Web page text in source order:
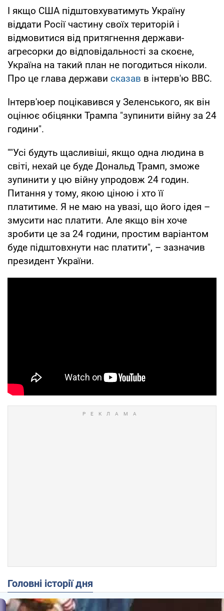
І якщо США підштовхуватимуть Україну
віддати Росії частину своїх територій і
відмовитися від притягнення держави-
агресорки до відповідальності за скоєне,
Україна на такий план не погодиться ніколи.
Про це глава держави сказав в інтерв'ю ВВС.
Інтерв'юер поцікавився у Зеленського, як він
оцінює обіцянки Трампа "зупинити війну за 24
години".
""Усі будуть щасливіші, якщо одна людина в
світі, нехай це буде Дональд Трамп, зможе
зупинити у цю війну упродовж 24 годин.
Питання у тому, якою ціною і хто її
платитиме. Я не маю на увазі, що його ідея –
змусити нас платити. Але якщо він хоче
зробити це за 24 години, простим варіантом
буде підштовхнути нас платити", – зазначив
президент України.
Головні історії дня